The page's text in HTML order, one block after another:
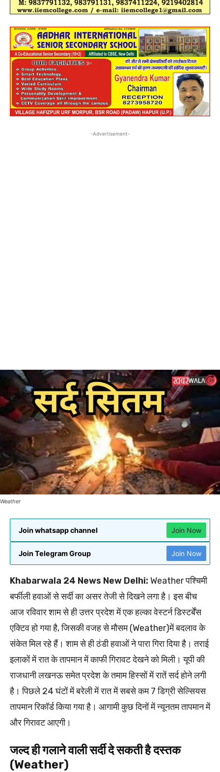
-Advertisement-
Weather
Join whatsapp channel Join Now
Join Telegram Group Join Now
Khabarwala 24 News New Delhi: Weather पश्चिमी
बर्फीली हवाओं से सर्दी का असर तेजी से दिखने लगा है। इस बीच
आज रविवार शाम से ही उत्तर प्रदेश में एक हल्का वेस्टर्न डिस्टर्बेंस
एक्टिव हो गया है, जिसकी वजह से मौसम (Weather)में बदलाव के
संकेत मिल रहे हैं। शाम से ही ठंडी हवाओं ने पारा गिरा दिया है। तराई
इलाकों में रात के तापमान में काफी गिरावट देखने को मिली। यूपी की
राजधानी लखनऊ समेत प्रदेश के तमाम हिस्सों में रातें सर्द होने लगी
है। पिछले 24 घंटों में बरेली में रात में सबसे कम 7 डिग्री सेल्सियस
तापमान रिकॉर्ड किया गया है। आगामी कुछ दिनों में न्यूनतम तापमान में
और गिरावट आएगी।
जल्द ही गलाने वाली सर्दी दे सकती है दस्तक
(Weather)